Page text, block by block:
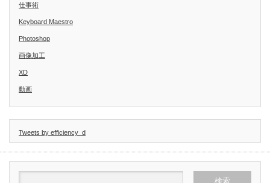
仕事術
Keyboard Maestro
Photoshop
画像加工
XD
動画
Tweets by efficiency_d